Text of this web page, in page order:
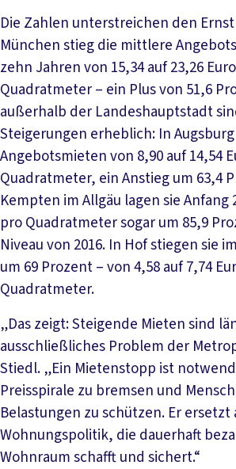
Die Zahlen unterstreichen den
München stieg die mittlere
zehn Jahren von 15,34 auf 23,26
Quadratmeter – ein Plus von 51,6
außerhalb der Landeshauptstadt
Steigerungen erheblich: In
Angebotsmieten von 8,90 auf 14,54
Quadratmeter, ein Anstieg um 63,4
Kempten im Allgäu lagen sie Anfang
pro Quadratmeter sogar um 85,9
Niveau von 2016. In Hof stiegen sie
um 69 Prozent – von 4,58 auf 7,74
Quadratmeter.
„Das zeigt: Steigende Mieten sind
ausschließliches Problem der
Stiedl. „Ein Mietenstopp ist
Preisspirale zu bremsen und
Belastungen zu schützen. Er ersetzt
Wohnungspolitik, die dauerhaft
Wohnraum schafft und sichert.“